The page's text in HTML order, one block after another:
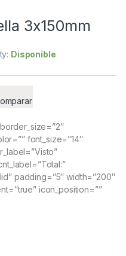
3x150mm
Disponible
font_size=”14″
padding=”5″ width=”200″
icon_position=””